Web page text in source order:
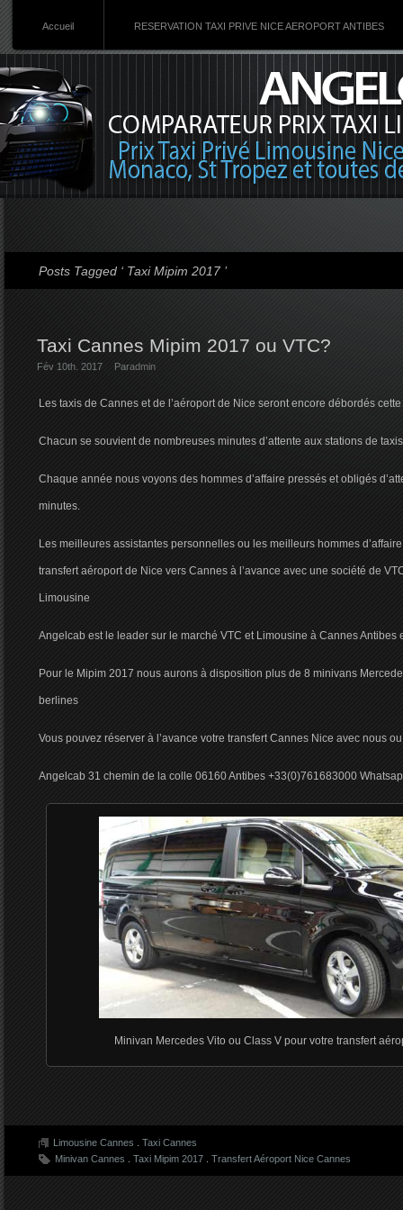
Accueil RESERVATION TAXI PRIVE NICE AEROPORT ANTIBES
Posts Tagged ‘ Taxi Mipim 2017 ’
Taxi Cannes Mipim 2017 ou VTC?
Fév 10th. 2017 Paradmin
Les taxis de Cannes et de l’aéroport de Nice seront encore débordés
Chacun se souvient de nombreuses minutes d’attente aux stations de
Chaque année nous voyons des hommes d’affaire pressés et obligés
minutes.
Les meilleures assistantes personnelles ou les meilleurs hommes
transfert aéroport de Nice vers Cannes à l’avance avec une société de
Limousine
Angelcab est le leader sur le marché VTC et Limousine à Cannes Antibes
Pour le Mipim 2017 nous aurons à disposition plus de 8 minivans
berlines
Vous pouvez réserver à l’avance votre transfert Cannes Nice avec nous
Angelcab 31 chemin de la colle 06160 Antibes +33(0)761683000
Minivan Mercedes Vito ou Class V pour votre transfert
Limousine Cannes
Taxi Cannes
Minivan Cannes
Taxi Mipim 2017 Transfert Aéroport Nice Cannes